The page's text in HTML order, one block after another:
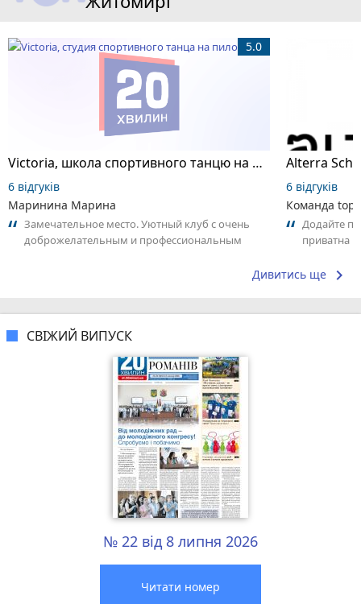
Victoria, школа спортивного танцю на пілоні
5.0
6 відгуків
Маринина Марина
Замечательное место. Уютный клуб с очень
доброжелательным и профессиональным
6 відгуків
Команда
Додайте
приватна
Дивитись ще keyboard_arrow_right
СВІЖИЙ ВИПУСК
№ 22 від 8 липня 2026
Читати номер